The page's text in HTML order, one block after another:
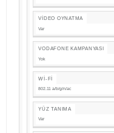
VIDEO OYNATMA
Var
VODAFONE KAMPANYASI
Yok
WI-FI
802.11 a/b/g/n/ac
YÜZ TANIMA
Var